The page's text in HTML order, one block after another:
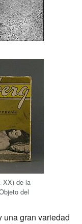
XX) de la
del
una gran variedad